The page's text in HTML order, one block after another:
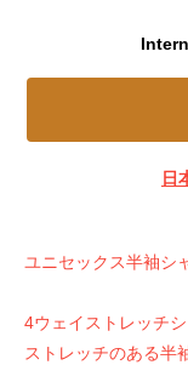
日
ユニセックス半袖
4ウェイストレッチ
ストレッチのある半